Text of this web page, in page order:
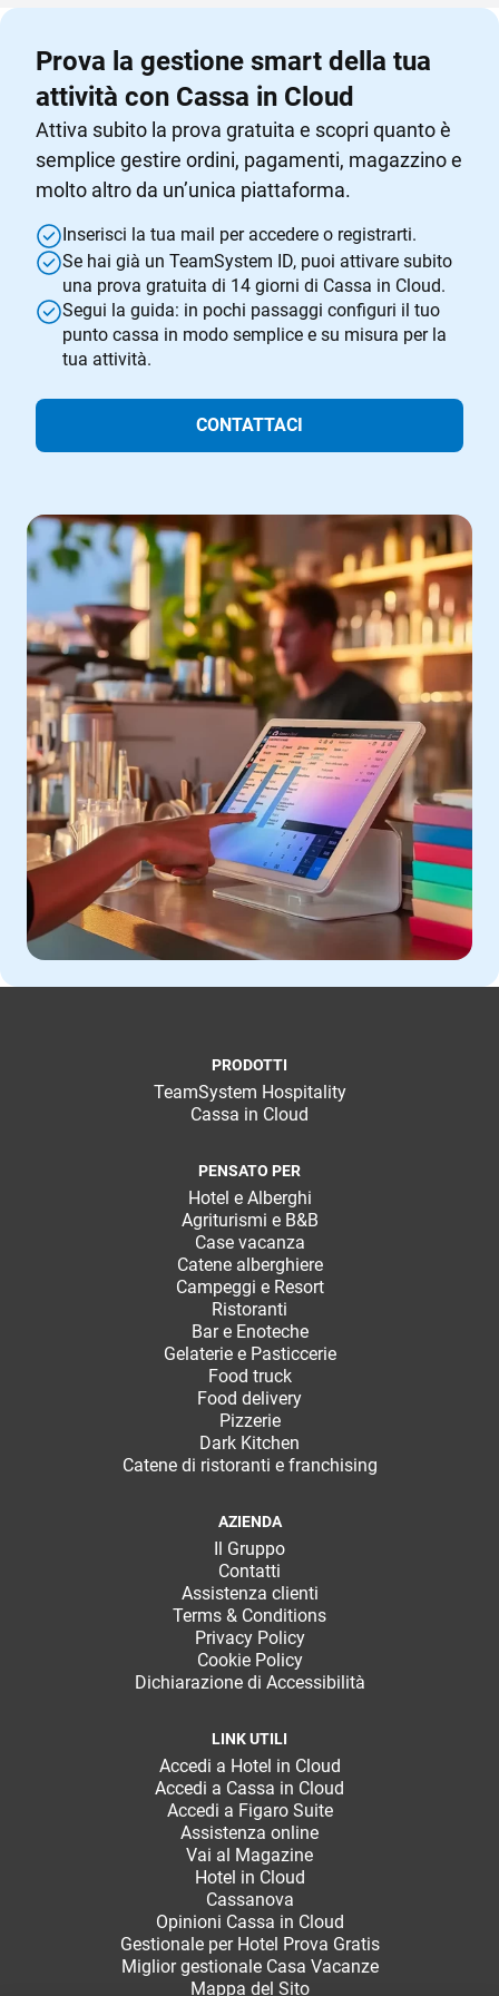
Prova la gestione smart della tua
attività con Cassa in Cloud
Attiva subito la prova gratuita e scopri quanto è
semplice gestire ordini, pagamenti, magazzino e
molto altro da un’unica piattaforma.
Inserisci la tua mail per accedere o registrarti.
Se hai già un TeamSystem ID, puoi attivare subito
una prova gratuita di 14 giorni di Cassa in Cloud.
Segui la guida: in pochi passaggi configuri il tuo
punto cassa in modo semplice e su misura per la
tua attività.
CONTATTACI
PRODOTTI
TeamSystem Hospitality
Cassa in Cloud
PENSATO PER
Hotel e Alberghi
Agriturismi e B&B
Case vacanza
Catene alberghiere
Campeggi e Resort
Ristoranti
Bar e Enoteche
Gelaterie e Pasticcerie
Food truck
Food delivery
Pizzerie
Dark Kitchen
Catene di ristoranti e franchising
AZIENDA
Il Gruppo
Contatti
Assistenza clienti
Terms & Conditions
Privacy Policy
Cookie Policy
Dichiarazione di Accessibilità
LINK UTILI
Accedi a Hotel in Cloud
Accedi a Cassa in Cloud
Accedi a Figaro Suite
Assistenza online
Vai al Magazine
Hotel in Cloud
Cassanova
Opinioni Cassa in Cloud
Gestionale per Hotel Prova Gratis
Miglior gestionale Casa Vacanze
Mappa del Sito